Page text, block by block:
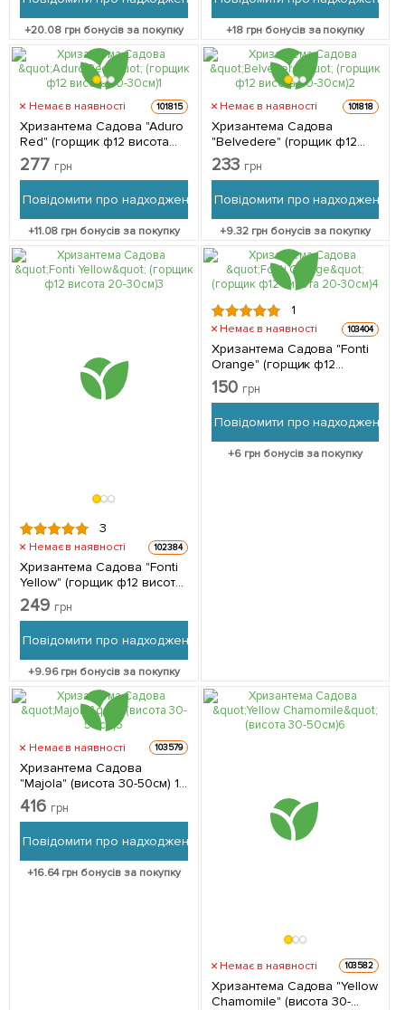
+20.08грн бонусів за покупку +18грн бонусів за покупку
Немає в наявності 101815
Хризантема Садова "Aduro
Red" (горщик ф12 висота
20-30см) 1 саджанець в
упаковці
277 грн
Повідомити про надходження
+11.08 грн бонусів за покупку
Немає в наявності 101818
Хризантема Садова
"Belvedere" (горщик ф12
висота 20-30см) 1
саджанець в упаковці
233 грн
Повідомити про надходження
+9.32 грн бонусів за покупку
3
Немає в наявності 102384
Хризантема Садова "Fonti
Yellow" (горщик ф12 висота
20-30см) 1 саджанець в
упаковці
249 грн
Повідомити про надходження
+9.96грн бонусів за покупку
1
Немає в наявності 103404
Хризантема Садова "Fonti
Orange" (горщик ф12
висота 20-30см) 1
саджанець в упаковці
150 грн
Повідомити про надходження
+6грн бонусів за покупку
Немає в наявності 103579
Хризантема Садова
"Majola" (висота 30-50см) 1
саджанець в упаковці
416 грн
Повідомити про надходження
+16.64грн бонусів за покупку
Немає в наявності 103582
Хризантема Садова "Yellow
Chamomile" (висота 30-